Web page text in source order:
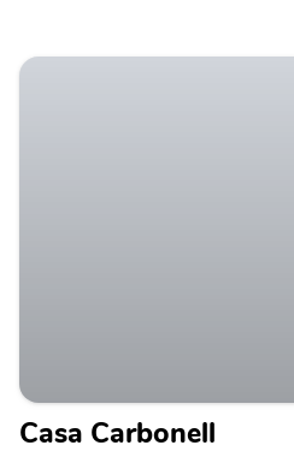
Casa Carbonell